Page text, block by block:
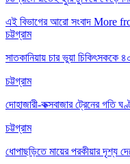
এই বিভাগের আরো সংবাদ More
চট্টগ্রাম
সাতকানিয়ায় চার ভুয়া চিকিৎসককে
চট্টগ্রাম
দোহাজারী-কক্সবাজার ট্রেনের গতি
চট্টগ্রাম
ধোপাছড়িতে মায়ের পরকীয়ার দৃশ্য